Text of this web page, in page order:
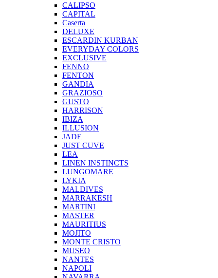
CALIPSO
CAPITAL
Caserta
DELUXE
ESCARDIN KURBAN
EVERYDAY COLORS
EXCLUSIVE
FENNO
FENTON
GANDIA
GRAZIOSO
GUSTO
HARRISON
IBIZA
ILLUSION
JADE
JUST CUVE
LEA
LINEN INSTINCTS
LUNGOMARE
LYKIA
MALDIVES
MARRAKESH
MARTINI
MASTER
MAURITIUS
MOJITO
MONTE CRISTO
MUSEO
NANTES
NAPOLI